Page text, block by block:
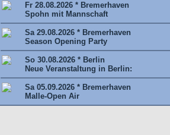
Fr 28.08.2026 * Bremerhaven
Spohn mit Mannschaft
Sa 29.08.2026 * Bremerhaven
Season Opening Party
So 30.08.2026 * Berlin
Neue Veranstaltung in Berlin:
Sa 05.09.2026 * Bremerhaven
Malle-Open Air